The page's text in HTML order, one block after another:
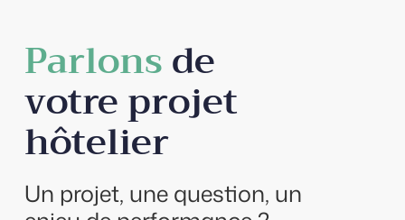
Parlonsde
votre projet
hôtelier
Un projet, une question, un